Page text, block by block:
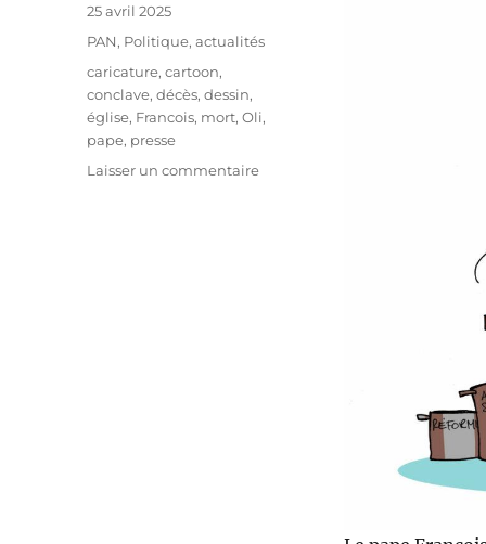
Publié
25 avril 2025
Catégories
PAN, Politique, actualités
Étiquettes
caricature,cartoon,
conclave,décès,dessin,
église, Francois, mort,Oli,
pape, presse
Laisser un commentairesur